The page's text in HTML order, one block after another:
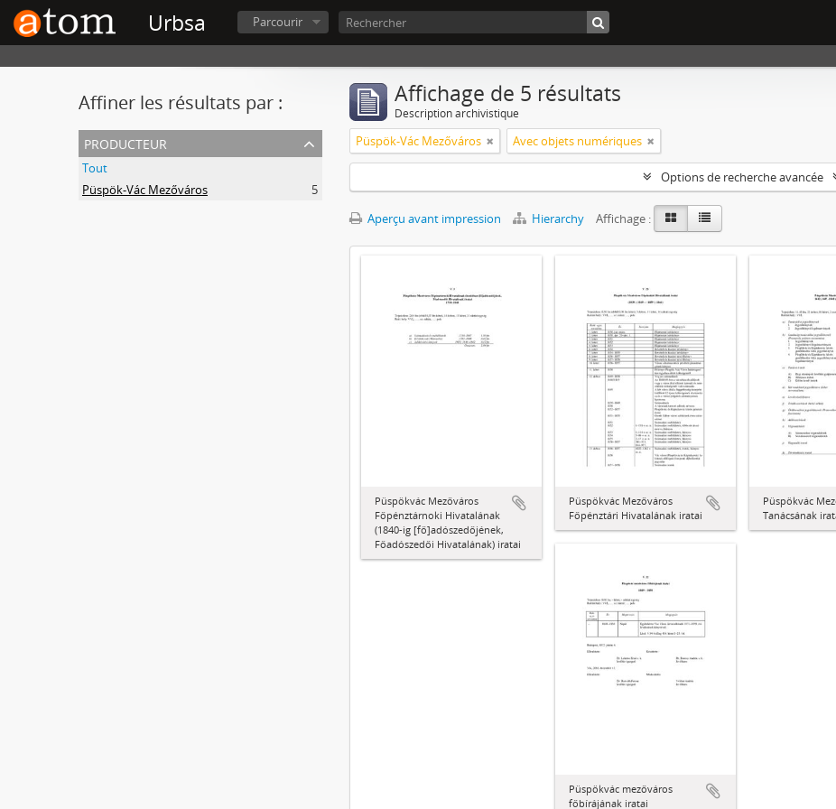
Urbsa Parcourir
Affiner les résultats par :
producteur
Tout
Püspök-Vác Mezőváros
5
Affichage de 5 résultats
Description archivistique
Püspök-Vác Mezőváros Avec objets numériques
Options de recherche avancée
Aperçu avant impression Hierarchy Affichage :
Püspökvác Mezőváros
Főpénztárnoki Hivatalának
(1840-ig [fő]adószedőjének,
Főadószedői Hivatalának) iratai
Püspökvác Mezőváros
Főpénztári Hivatalának iratai
Püspökvác
Tanácsának
Püspökvác mezőváros
főbírájának iratai